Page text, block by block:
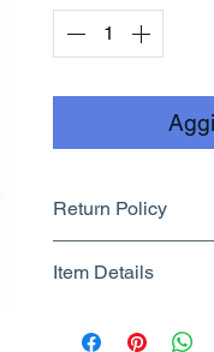
Return Policy
Know More
Item Details
Manufacturer/